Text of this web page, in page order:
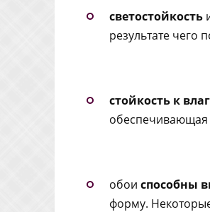
светостойкость
результате чего
стойкость к
обеспечивающая
обои способны
форму.